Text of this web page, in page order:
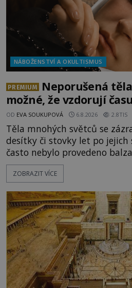
NÁBOŽENSTVÍ A OKULTISMUS
PREMIUM
Neporušená
možné, že vzdorují
OD EVA SOUKUPOVÁ 6.8.2026 2.8TIS
Těla mnohých světců se
desítky či stovky let po
často nebylo provedeno
pokusy o konzervaci.
považovány za důkaz
osobností ochraňují? Na hřbitově u kláštera
Milosrdných
ZOBRAZIT VÍCE